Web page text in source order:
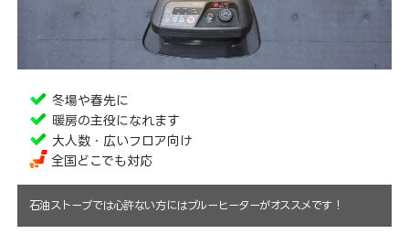
お問い合わせ
冬場や春先に
暖房の主役になれます
大人数・広いフロア向け
全国どこでも対応
石油ストーブでは心許ない方にはブルーヒーターがオススメです！